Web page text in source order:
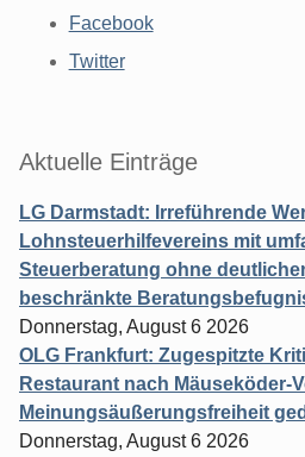
Facebook
Twitter
Aktuelle Einträge
LG Darmstadt: Irreführende
Lohnsteuerhilfevereins mit
Steuerberatung ohne
beschränkte
Donnerstag, August 6 2026
OLG Frankfurt: Zugespitzte
Restaurant nach Mäuseköder-
Meinungsäußerungsfreiheit
Donnerstag, August 6 2026